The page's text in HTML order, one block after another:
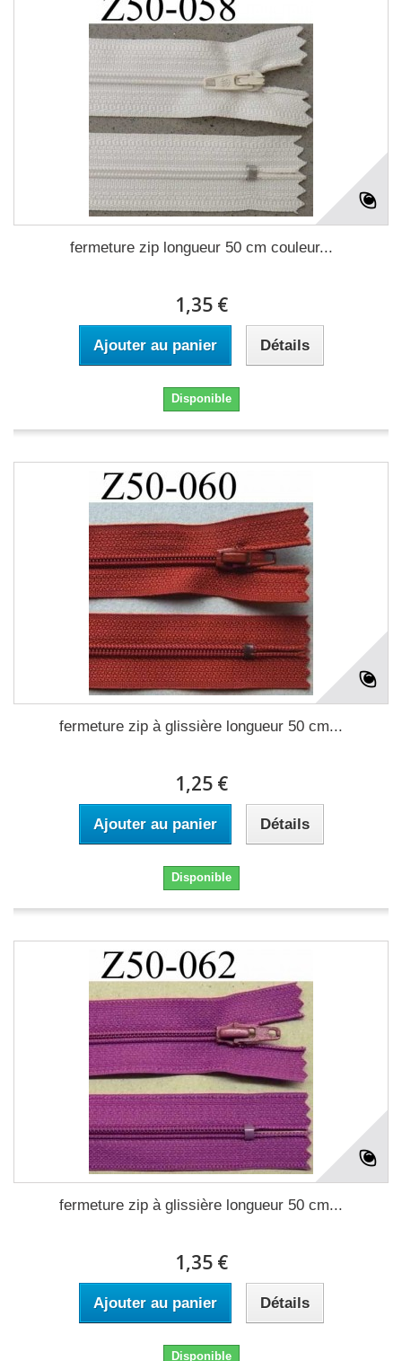
fermeture zip longueur 50 cm couleur...
1,35 €
Ajouter au panier Détails
Disponible
fermeture zip à glissière longueur 50 cm...
1,25 €
Ajouter au panier Détails
Disponible
fermeture zip à glissière longueur 50 cm...
1,35 €
Ajouter au panier Détails
Disponible